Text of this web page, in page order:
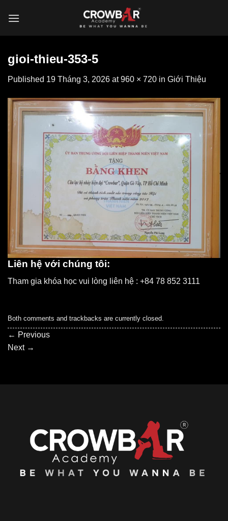
gioi-thieu-353-5
Published 19 Tháng 3, 2026 at960 × 720 in Giới Thiệu
Liên hệ với chúng tôi:
Tham gia khóa học vui lòng liên hệ : +84 78 852 3111
Both comments and trackbacks are currently closed.
← Previous
Next →